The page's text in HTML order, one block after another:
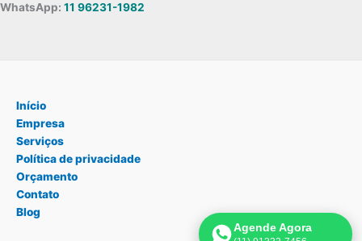
WhatsApp: 11 96231-1982
Início
Empresa
Serviços
Política de privacidade
Orçamento
Contato
Blog
Agende Agora